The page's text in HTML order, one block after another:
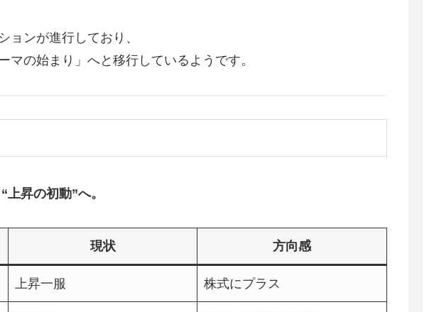
ョンが進行しており、
マの始まり」へと移行しているようです。
昇の初動”へ。
現状 方向感
上昇一服 株式にプラス